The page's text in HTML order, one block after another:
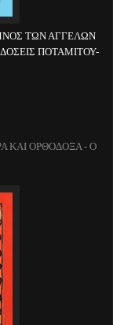
ΤΩΝ ΑΓΓΕΛΩΝ
ΕΚΔΟΣΕΙΣ ΠΟΤΑΜΙΤΟΥ-
ΚΑΙ ΟΡΘΟΔΟΞΑ - Ο